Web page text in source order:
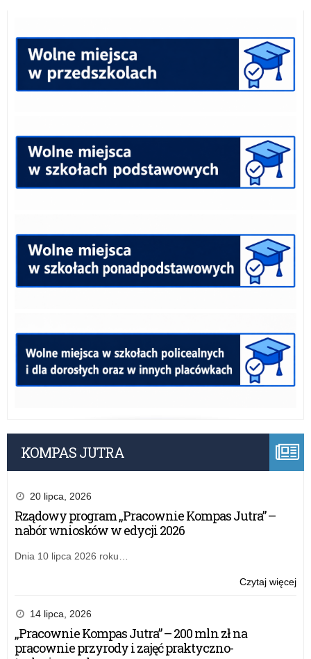
KOMPAS JUTRA
20 lipca, 2026
Rządowy program „Pracownie Kompas Jutra” –
nabór wniosków w edycji 2026
Dnia 10 lipca 2026 roku…
Czytaj więcejo:
14 lipca, 2026
„Pracownie Kompas Jutra” – 200 mln zł na
pracownie przyrody i zajęć praktyczno-